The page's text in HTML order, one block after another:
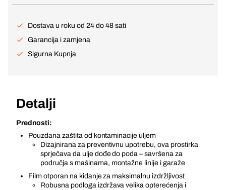
Dostava u roku od 24 do 48 sati
Garancija i zamjena
Sigurna Kupnja
Detalji
Prednosti:
Pouzdana zaštita od kontaminacije uljem
Dizajnirana za preventivnu upotrebu, ova prostirka
sprječava da ulje dođe do poda – savršena za
područja s mašinama, montažne linije i garaže
Film otporan na kidanje za maksimalnu izdržljivost
Robusna podloga izdržava velika opterećenja i